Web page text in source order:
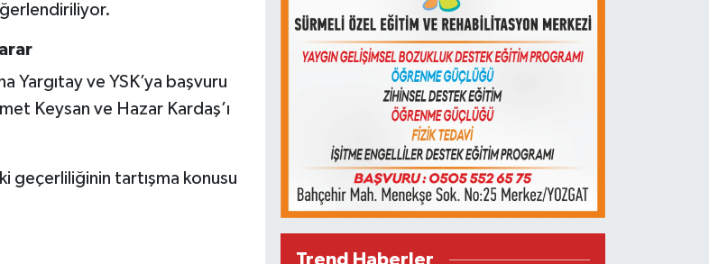
Yargıtay ve YSK’ya başvuru
Keysan ve Hazar Kardaş’ı
geçerliliğinin tartışma konusu
Trend Haberler